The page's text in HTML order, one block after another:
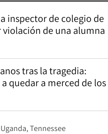
inspector de colegio de
de una alumna
tras la tragedia:
quedar a merced de los
Uganda Tennessee